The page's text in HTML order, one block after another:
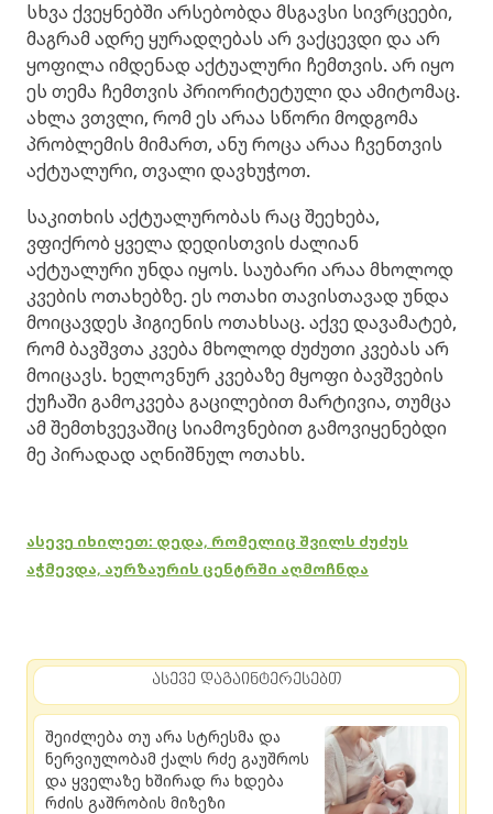
სხვა ქვეყნებში არსებობდა მსგავსი სივრცეები,
მაგრამ ადრე ყურადღებას არ ვაქცევდი და არ
ყოფილა იმდენად აქტუალური ჩემთვის. არ იყო
ეს თემა ჩემთვის პრიორიტეტული და ამიტომაც.
ახლა ვთვლი, რომ ეს არაა სწორი მოდგომა
პრობლემის მიმართ, ანუ როცა არაა ჩვენთვის
აქტუალური, თვალი დავხუჭოთ.
საკითხის აქტუალურობას რაც შეეხება,
ვფიქრობ ყველა დედისთვის ძალიან
აქტუალური უნდა იყოს. საუბარი არაა მხოლოდ
კვების ოთახებზე. ეს ოთახი თავისთავად უნდა
მოიცავდეს ჰიგიენის ოთახსაც. აქვე დავამატებ,
რომ ბავშვთა კვება მხოლოდ ძუძუთი კვებას არ
მოიცავს. ხელოვნურ კვებაზე მყოფი ბავშვების
ქუჩაში გამოკვება გაცილებით მარტივია, თუმცა
ამ შემთხვევაშიც სიამოვნებით გამოვიყენებდი
მე პირადად აღნიშნულ ოთახს.
ასევე იხილეთ: დედა, რომელიც შვილს ძუძუს
აჭმევდა, აურზაურის ცენტრში აღმოჩნდა
ასევე დაგაინტერესებთ
შეიძლება თუ არა სტრესმა და
ნერვიულობამ ქალს რძე გაუშროს
და ყველაზე ხშირად რა ხდება
რძის გაშრობის მიზეზი